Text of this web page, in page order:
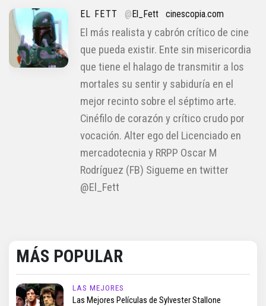
EL FETT @El_Fett cinescopia.com
El más realista y cabrón crítico de cine
que pueda existir. Ente sin misericordia
que tiene el halago de transmitir a los
mortales su sentir y sabiduría en el
mejor recinto sobre el séptimo arte.
Cinéfilo de corazón y crítico crudo por
vocación. Alter ego del Licenciado en
mercadotecnia y RRPP Oscar M
Rodríguez (FB) Sigueme en twitter
@El_Fett
MÁS POPULAR
LAS MEJORES
Las Mejores Películas de Sylvester Stallone